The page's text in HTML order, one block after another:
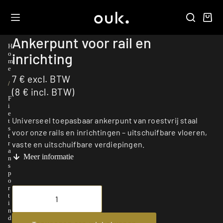
H
o
m
e
/
F
i
e
t
s
t
r
a
n
s
p
o
r
t
i
n
d
Ankerpunt voor rail en
inrichting
7 € excl. BTW
(8 € incl. BTW)
Universeel toepasbaar ankerpunt van roestvrij staal
voor onze rails en inrichtingen – uitschuifbare vloeren,
vaste en uitschuifbare verdiepingen.
Meer informatie